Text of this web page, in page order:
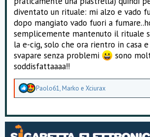
diventato un rituale: mi alzo e vado
dopo mangiato vado fuori a
semplicemente mantenuto il rituale
la e-cig, solo che ora rientro in casa
svapare senza problemi
sono
soddisfattaaaa!!
A
e
z
Paolo61, Marko e Xciurax